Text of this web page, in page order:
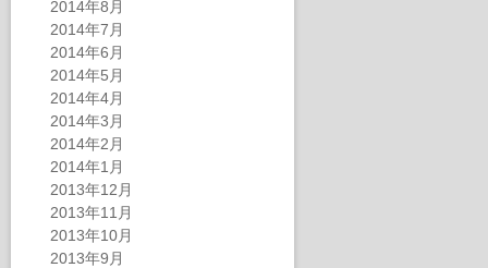
2014年8月
2014年7月
2014年6月
2014年5月
2014年4月
2014年3月
2014年2月
2014年1月
2013年12月
2013年11月
2013年10月
2013年9月